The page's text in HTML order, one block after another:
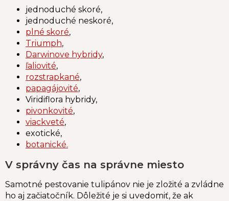
jednoduché skoré,
jednoduché neskoré,
plné skoré,
Triumph,
Darwinove hybridy,
ľaliovité,
rozstrapkané,
papagájovité,
Viridiflora hybridy,
pivonkovité,
viackveté,
exotické,
botanické.
V správny čas na správne miesto
Samotné pestovanie tulipánov nie je zložité a zvládne
ho aj začiatočník. Dôležité je si uvedomiť, že ak